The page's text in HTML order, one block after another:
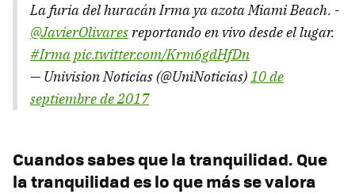
La furia del huracán Irma ya azota Miami Beach. -
@JavierOlivaresreportando en vivo desde el lugar.
#Irmapic.twitter.com/Krm6gdHfDn
— Univision Noticias (@UniNoticias)10 de
septiembre de 2017
Cuandos sabes que la tranquilidad. Que
la tranquilidad es lo que más se valora